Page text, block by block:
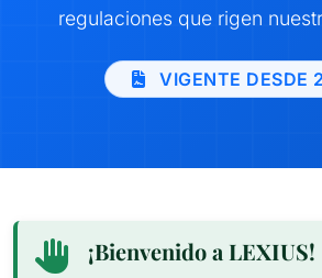
regulaciones que rigen
VIGENTE DESDE
¡Bienvenido a LEXIUS!